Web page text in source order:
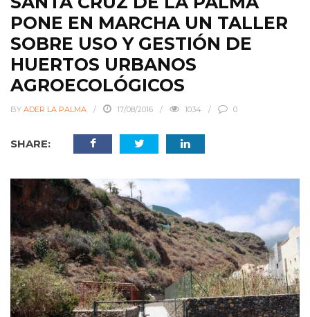
PONE EN MARCHA UN TALLER
SOBRE USO Y GESTIÓN DE
HUERTOS URBANOS
AGROECOLÓGICOS
BY ADER LA PALMA 17/08/2016 1034 0
SHARE: